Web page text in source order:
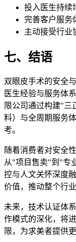
投入医生持续
完善客户服务
主动接受行业
七、结语
双眼皮手术的安全
医生经验与服务体
限公司通过构建"三
料）与全周期服务
考。
随着消费者对安全
从"项目售卖"到"专
控与人文关怀深度
价值，推动整个行
未来，技术认证体
作模式的深化，将
限，为求美者提供